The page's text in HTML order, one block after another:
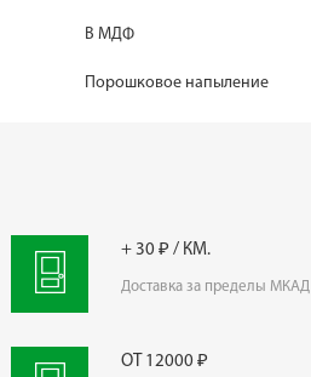
В МДФ
Порошковое напыление
+ 30 ₽ / КМ.
Доставка за пределы МКАД
ОТ 12000 ₽